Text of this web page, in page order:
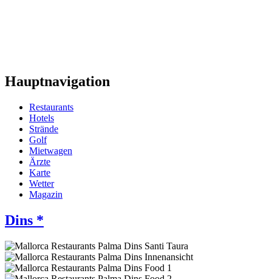
Hauptnavigation
Restaurants
Hotels
Strände
Golf
Mietwagen
Ärzte
Karte
Wetter
Magazin
Dins *